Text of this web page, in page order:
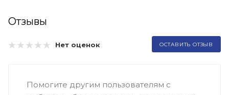
Отзывы
Нет оценок ОСТАВИТЬ ОТЗЫВ
Помогите другим пользователям с